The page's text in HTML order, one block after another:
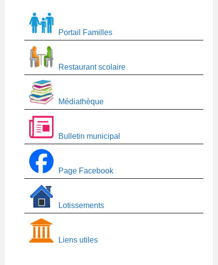
Portail Familles
Restaurant scolaire
Médiathèque
Bulletin municipal
Page Facebook
Lotissements
Liens utiles